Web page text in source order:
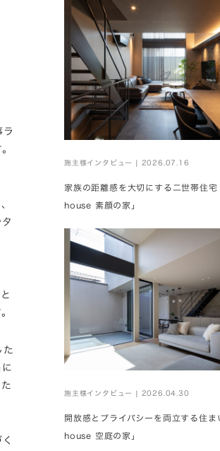
ラ
た
施主様インタビュー | 2026.07.16
家族の距離感を大切にする二世帯住宅
house 素顔の家」
施主様インタビュー | 2026.04.30
開放感とプライバシーを両立する住
house 空庭の家」